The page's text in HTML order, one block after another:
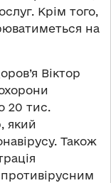
Крім того,
на
Віктор
20 тис.
який
Також